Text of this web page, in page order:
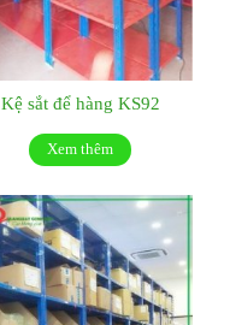
Kệ sắt để hàng KS92
Xem thêm